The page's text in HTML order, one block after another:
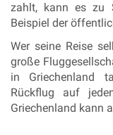
zahlt, kann es zu
Beispiel der
Wer seine Reise
große
in Griechenland
Rückflug auf
Griechenland kann